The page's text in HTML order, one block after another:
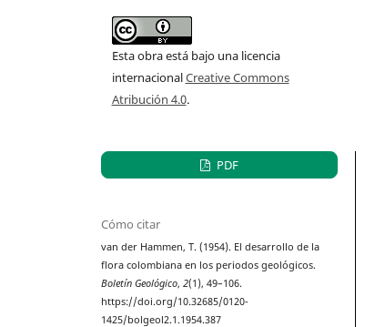
Esta obra está bajo una licencia
internacionalCreative Commons
Atribución 4.0.
PDF
Cómo citar
van der Hammen, T. (1954). El desarrollo de la
flora colombiana en los periodos geológicos.
Boletín Geológico,2(1), 49–106.
https://doi.org/10.32685/0120-
1425/bolgeol2.1.1954.387